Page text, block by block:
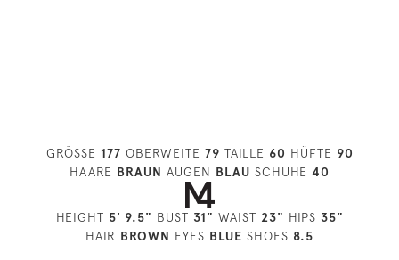
GRÖSSE 177 OBERWEITE 79 TAILLE 60 HÜFTE 90
HAARE BRAUN AUGEN BLAU SCHUHE 40
HEIGHT 5' 9.5" BUST 31" WAIST 23" HIPS 35"
HAIR BROWN EYES BLUE SHOES 8.5